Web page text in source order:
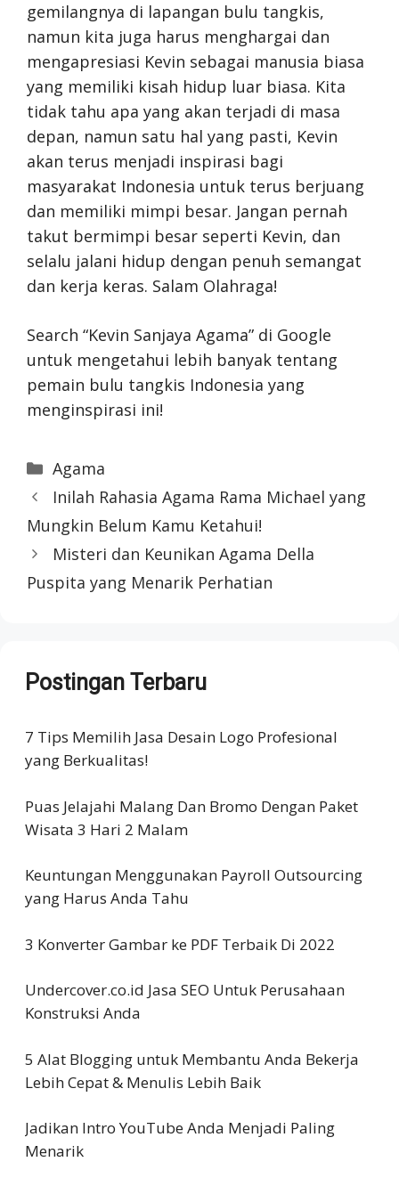
gemilangnya di lapangan bulu tangkis,
namun kita juga harus menghargai dan
mengapresiasi Kevin sebagai manusia biasa
yang memiliki kisah hidup luar biasa. Kita
tidak tahu apa yang akan terjadi di masa
depan, namun satu hal yang pasti, Kevin
akan terus menjadi inspirasi bagi
masyarakat Indonesia untuk terus berjuang
dan memiliki mimpi besar. Jangan pernah
takut bermimpi besar seperti Kevin, dan
selalu jalani hidup dengan penuh semangat
dan kerja keras. Salam Olahraga!
Search “Kevin Sanjaya Agama” di Google
untuk mengetahui lebih banyak tentang
pemain bulu tangkis Indonesia yang
menginspirasi ini!
Categories
Agama
Inilah Rahasia Agama Rama Michael yang
Mungkin Belum Kamu Ketahui!
Misteri dan Keunikan Agama Della
Puspita yang Menarik Perhatian
Postingan Terbaru
7 Tips Memilih Jasa Desain Logo Profesional
yang Berkualitas!
Puas Jelajahi Malang Dan Bromo Dengan Paket
Wisata 3 Hari 2 Malam
Keuntungan Menggunakan Payroll Outsourcing
yang Harus Anda Tahu
3 Konverter Gambar ke PDF Terbaik Di 2022
Undercover.co.id Jasa SEO Untuk Perusahaan
Konstruksi Anda
5 Alat Blogging untuk Membantu Anda Bekerja
Lebih Cepat & Menulis Lebih Baik
Jadikan Intro YouTube Anda Menjadi Paling
Menarik